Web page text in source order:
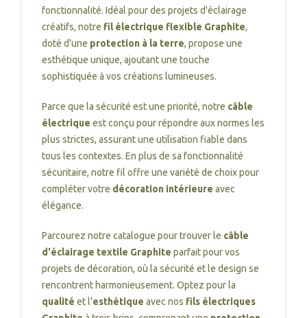
fonctionnalité. Idéal pour des projets d'éclairage
créatifs, notre fil électrique flexible Graphite,
doté d'une protection à la terre, propose une
esthétique unique, ajoutant une touche
sophistiquée à vos créations lumineuses.
Parce que la sécurité est une priorité, notre câble
électrique est conçu pour répondre aux normes les
plus strictes, assurant une utilisation fiable dans
tous les contextes. En plus de sa fonctionnalité
sécuritaire, notre fil offre une variété de choix pour
compléter votre décoration intérieure avec
élégance.
Parcourez notre catalogue pour trouver le câble
d'éclairage textile Graphite parfait pour vos
projets de décoration, où la sécurité et le design se
rencontrent harmonieusement. Optez pour la
qualité et l'esthétique avec nos fils électriques